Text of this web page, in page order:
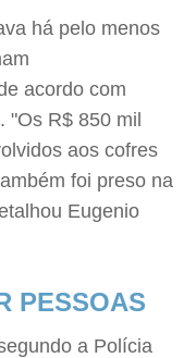
há pelo menos
acordo com
"Os R$ 850 mil
aos cofres
foi preso na
Eugenio
PESSOAS
a Polícia